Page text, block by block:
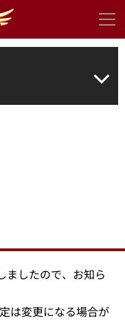
ましたので、お知ら
は変更になる場合が